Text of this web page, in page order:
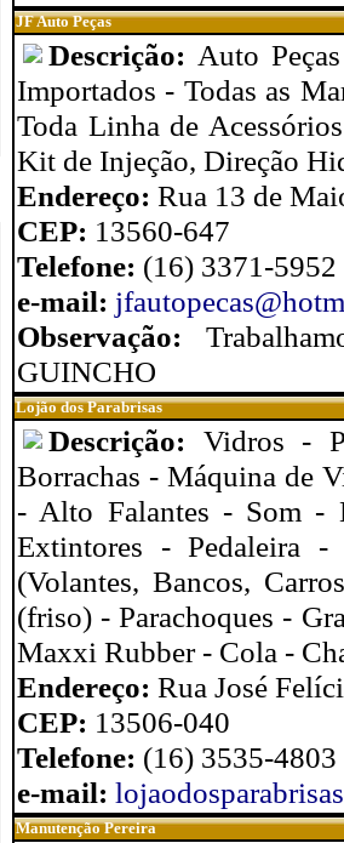
JF Auto Peças
Descrição: Auto
Importados - Todas as
Toda Linha de
Kit de Injeção, Direção
Endereço: Rua 13 de
CEP: 13560-647
Telefone: (16) 3371-
e-mail:
Observação:
GUINCHO
Lojão dos Parabrisas
Descrição: Vidros -
Borrachas - Máquina de
- Alto Falantes - Som -
Extintores - Pedaleira -
(Volantes, Bancos,
(friso) - Parachoques -
Maxxi Rubber - Cola -
Endereço: Rua José
CEP: 13506-040
Telefone: (16) 3535-4803
e-mail:
Manutenção Pereira